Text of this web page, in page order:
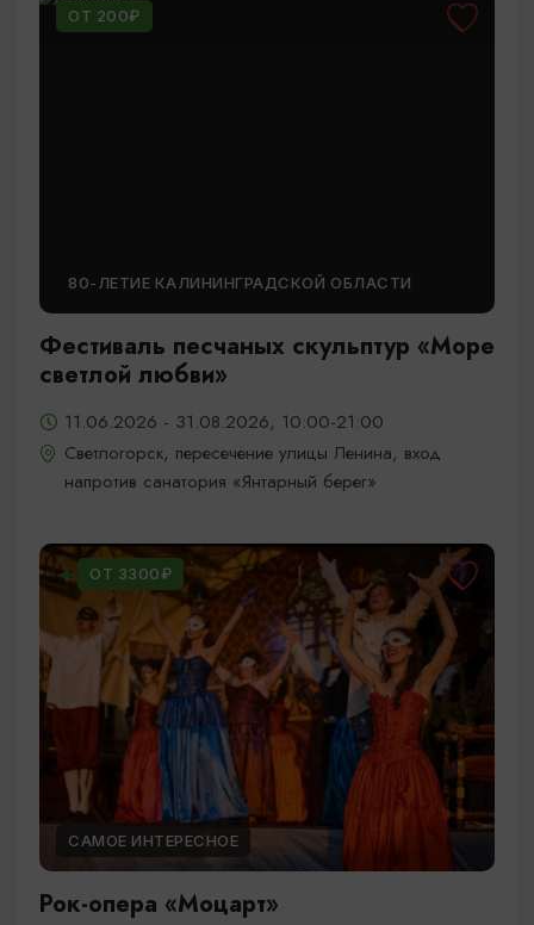
ОТ 200₽
80-ЛЕТИЕ КАЛИНИНГРАДСКОЙ ОБЛАСТИ
Фестиваль песчаных скульптур «Море
светлой любви»
11.06.2026 - 31.08.2026, 10:00-21:00
Светлогорск, пересечение улицы Ленина, вход
напротив санатория «Янтарный берег»
ОТ 3300₽
САМОЕ ИНТЕРЕСНОЕ
Рок-опера «Моцарт»